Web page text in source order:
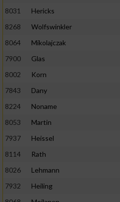
8031
Hericks
8268
Wolfswinkler
8064
Mikolajczak
7900
Glas
8002
Korn
7843
Dany
8224
Noname
8053
Martin
7937
Heissel
8114
Rath
8026
Lehmann
7932
Heiling